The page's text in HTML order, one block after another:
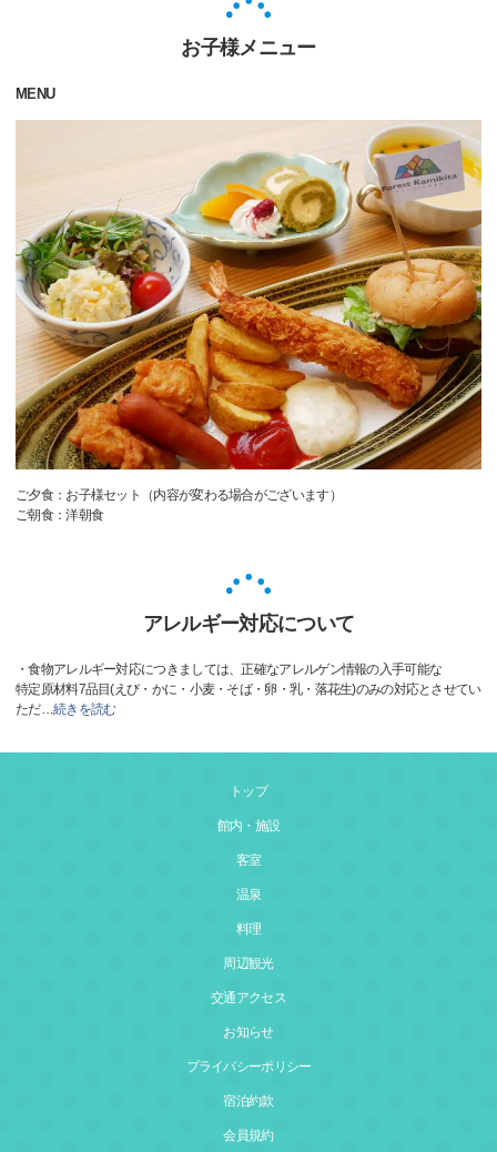
お子様メニュー
MENU
ご夕食：お子様セット（内容が変わる場合がございます）
ご朝食：洋朝食
アレルギー対応について
・食物アレルギー対応につきましては、正確なアレルゲン情報の入手可能な
特定原材料7品目(えび・かに・小麦・そば・卵・乳・落花生)のみの対応とさせてい
ただ…続きを読む
トップ
館内・施設
客室
温泉
料理
周辺観光
交通アクセス
お知らせ
プライバシーポリシー
宿泊約款
会員規約